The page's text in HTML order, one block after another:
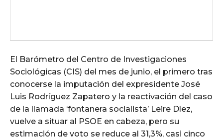
El Barómetro del Centro de Investigaciones
Sociológicas (CIS) del mes de junio, el primero tras
conocerse la imputación del expresidente José
Luis Rodríguez Zapatero y la reactivación del caso
de la llamada ‘fontanera socialista’ Leire Díez,
vuelve a situar al PSOE en cabeza, pero su
estimación de voto se reduce al 31,3%, casi cinco